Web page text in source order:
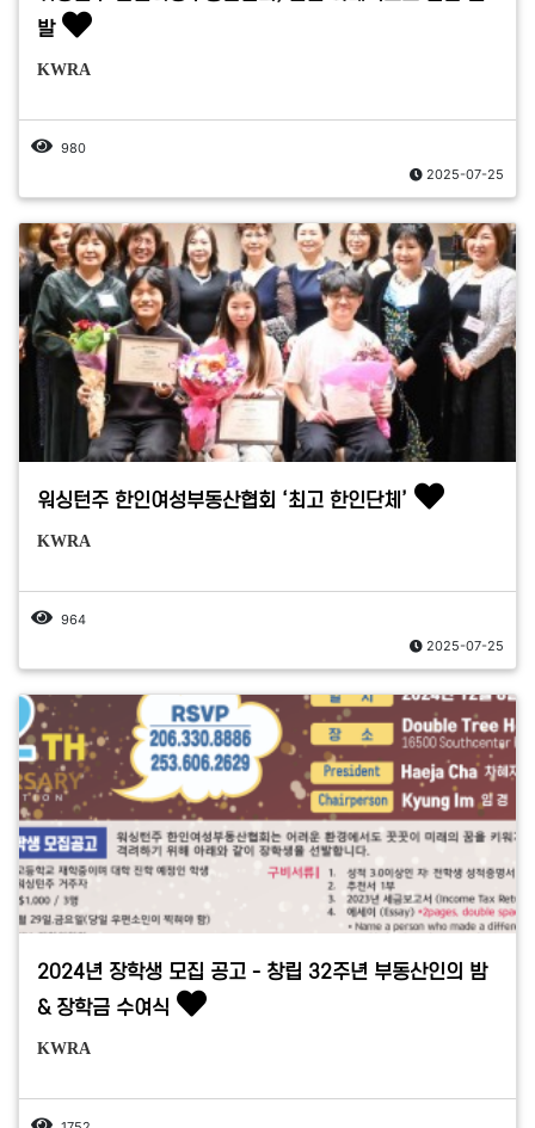
발
KWRA
980
2025-07-25
워싱턴주 한인여성부동산협회 ‘최고 한인단체’
KWRA
964
2025-07-25
2024년 장학생 모집 공고 - 창립 32주년 부동산인의 밤
& 장학금 수여식
KWRA